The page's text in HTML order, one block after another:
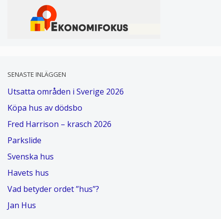
SENASTE INLÄGGEN
Utsatta områden i Sverige 2026
Köpa hus av dödsbo
Fred Harrison – krasch 2026
Parkslide
Svenska hus
Havets hus
Vad betyder ordet ”hus”?
Jan Hus